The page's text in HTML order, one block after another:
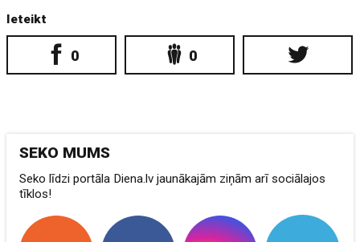
Ieteikt
0 0
SEKO MUMS
Seko līdzi portāla Diena.lv jaunākajām ziņām arī sociālajos
tīklos!